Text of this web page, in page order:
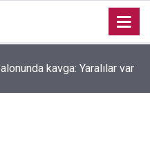
kavga: Yaralılar var